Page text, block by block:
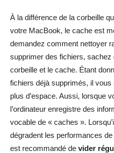
À la différence de la corbeille
votre MacBook, le cache est
demandez comment nettoyer
supprimer des fichiers, sachez
corbeille et le cache. Étant
fichiers déjà supprimés, il
plus d’espace. Aussi, lorsque
l’ordinateur enregistre des
vocable de « caches ».
dégradent les performances de
est recommandé de vider